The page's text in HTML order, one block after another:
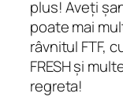
plus! Aveți
poate mai
râvnitul FTF,
FRESH și
regreta!